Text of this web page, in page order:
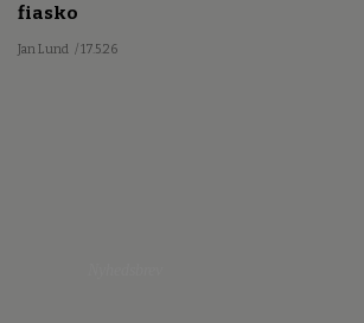
fiasko
Jan Lund / 17.5.26